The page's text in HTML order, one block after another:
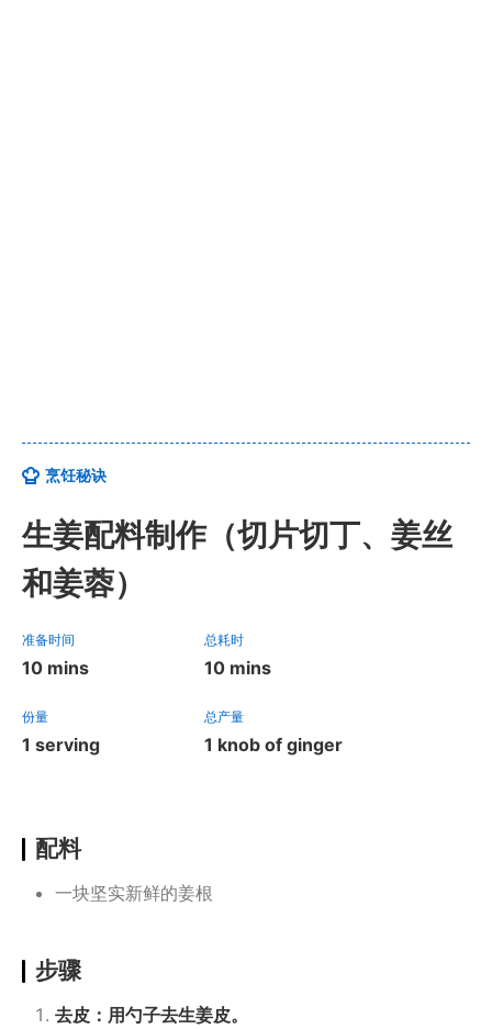
烹饪秘诀
生姜配料制作（切片切丁、姜丝
和姜蓉）
准备时间
10 mins
总耗时
10 mins
份量
1 serving
总产量
1 knob of ginger
配料
一块坚实新鲜的姜根
步骤
去皮：用勺子去生姜皮。